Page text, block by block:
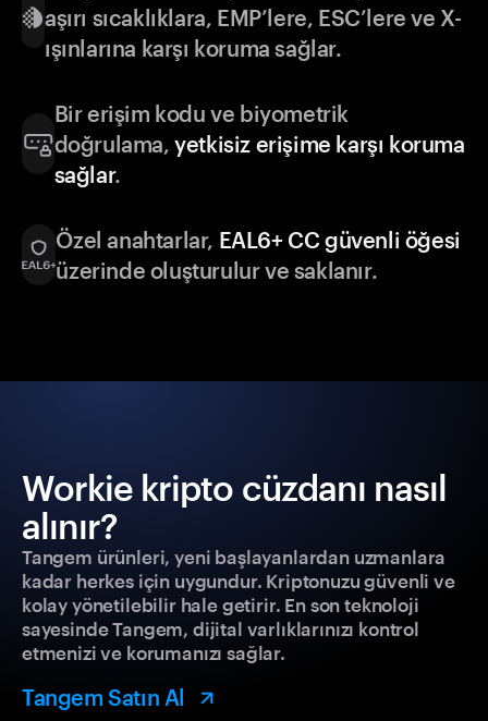
aşırı sıcaklıklara, EMP’lere, ESC’lere ve X-
ışınlarına karşı koruma sağlar.
Bir erişim kodu ve biyometrik
doğrulama,yetkisiz erişime karşı koruma
sağlar.
Özel anahtarlar, EAL6+ CC güvenli öğesi
üzerinde oluşturulur ve saklanır.
Workie kripto cüzdanı nasıl
alınır?
Tangem ürünleri, yeni başlayanlardan uzmanlara
kadar herkes için uygundur. Kriptonuzu güvenli ve
kolay yönetilebilir hale getirir. En son teknoloji
sayesinde Tangem, dijital varlıklarınızı kontrol
etmenizi ve korumanızı sağlar.
Tangem Satın Al